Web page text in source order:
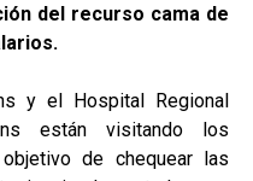
del recurso cama de
y el Hospital Regional
están visitando los
de chequear las